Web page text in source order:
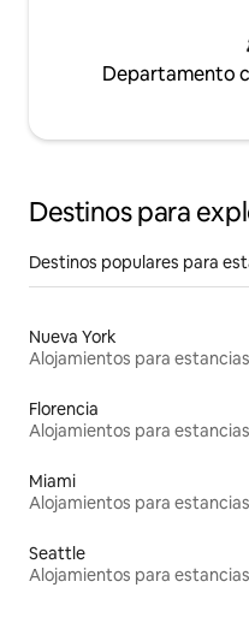
Departamento
Destinos para
Destinos populares para
Nueva York
Florencia
Miami
Seattle